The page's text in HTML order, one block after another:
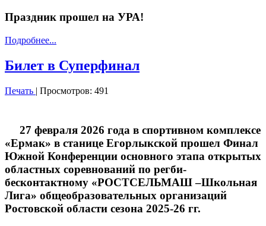
Праздник прошел на УРА!
Подробнее...
Билет в Суперфинал
Печать | Просмотров: 491
27 февраля 2026 года в спортивном комплексе
«Ермак» в станице Егорлыкской прошел Финал
Южной Конференции основного этапа открытых
областных соревнований по регби-
бесконтактному «РОСТСЕЛЬМАШ –Школьная
Лига» общеобразовательных организаций
Ростовской области сезона 2025-26 гг.